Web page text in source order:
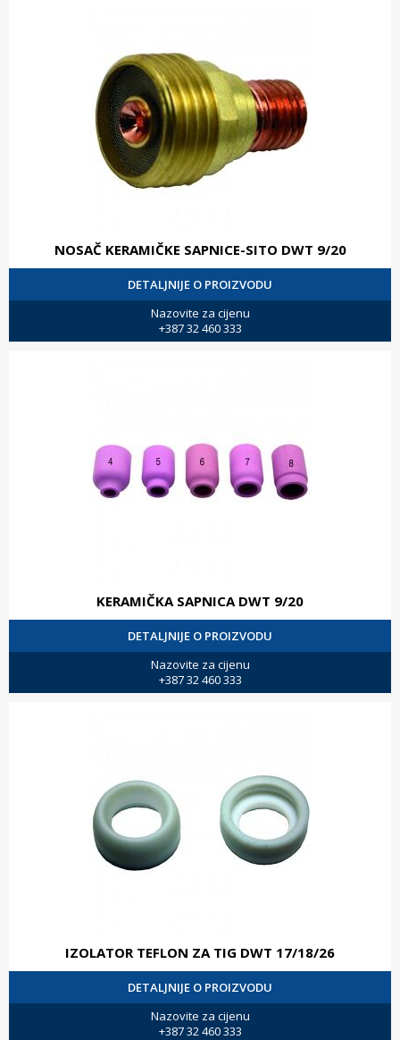
NOSAČ KERAMIČKE SAPNICE-SITO DWT 9/20
DETALJNIJE O PROIZVODU
Nazovite za cijenu
+387 32 460 333
KERAMIČKA SAPNICA DWT 9/20
DETALJNIJE O PROIZVODU
Nazovite za cijenu
+387 32 460 333
IZOLATOR TEFLON ZA TIG DWT 17/18/26
DETALJNIJE O PROIZVODU
Nazovite za cijenu
+387 32 460 333